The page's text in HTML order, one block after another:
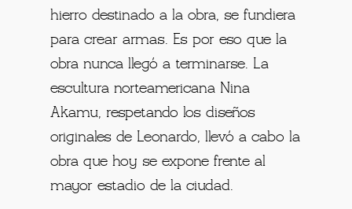
hierro destinado a la obra, se fundiera
para crear armas. Es por eso que la
obra nunca llegó a terminarse. La
escultura norteamericana Nina
Akamu, respetando los diseños
originales de Leonardo, llevó a cabo la
obra que hoy se expone frente al
mayor estadio de la ciudad.